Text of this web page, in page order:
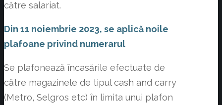
către salariat.
Din 11 noiembrie 2023, se aplică noile
plafoane privind numerarul
Se plafonează încasările efectuate de
către magazinele de tipul cash and carry
(Metro, Selgros etc) în limita unui plafon